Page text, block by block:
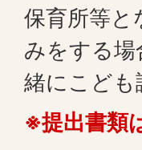
保育所等と
みをする
緒にこど
※提出書類